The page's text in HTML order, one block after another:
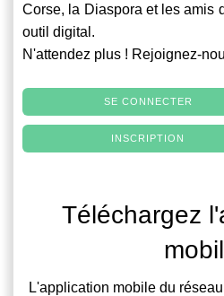
Corse, la Diaspora et les amis
outil digital.
N'attendez plus ! Rejoignez-
SE CONNECTER
INSCRIPTION
Téléchargez
L'application mobile du